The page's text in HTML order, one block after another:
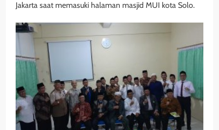
Jakarta saat memasuki halaman masjid MUI kota Solo.